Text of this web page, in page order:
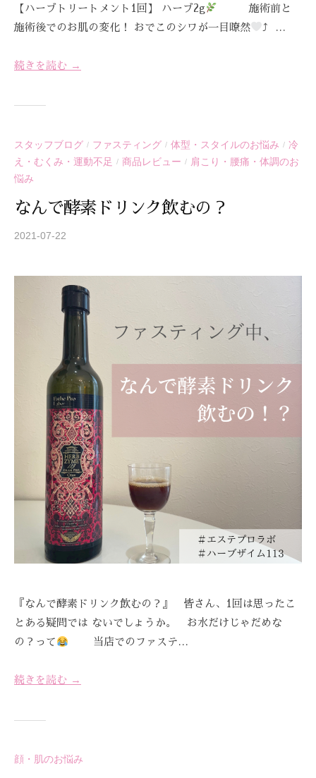
【ハーブトリートメント1回】 ハーブ2g
施術前と
施術後でのお肌の変化！ おでこのシワが一目瞭然
⤴︎ …
続きを読む →
スタッフブログ / ファスティング / 体型・スタイルのお悩み / 冷
え・むくみ・運動不足 / 商品レビュー / 肩こり・腰痛・体調のお
悩み
なんで酵素ドリンク飲むの？
2021-07-22
T
Z
Z
C
A
R
E
『なんで酵素ドリンク飲むの？』 皆さん、1回は思ったこ
とある疑問では ないでしょうか。 お水だけじゃだめな
の？って
当店でのファステ…
続きを読む →
顔・肌のお悩み